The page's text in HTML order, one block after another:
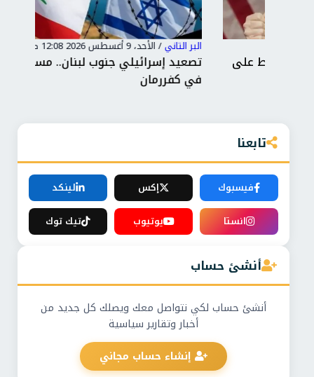
الأحد، 9 أغسطس 2026 12:08 ص
تصعيد إسرائيلي جنوب لبنان.. مسيّرة تسقط
تابعنا
فيسبوك إكس
لينكد
انستا
يوتيوب تيك توك
أنشئ حساب
أنشئ حساب لكي نتواصل معك ويصلك كل جديد من
أخبار وتقارير سياسية
إنشاء حساب مجاني